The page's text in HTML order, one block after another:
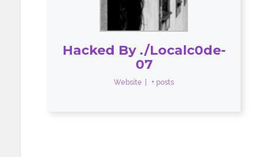
Hacked By ./Localc0de-
07
Website + posts